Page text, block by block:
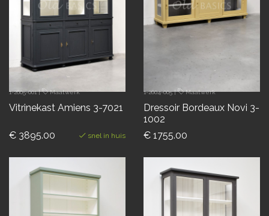
1-2605-001| Maatwerk
Vitrinekast Amiens 3-7021
€ 3895.00 snel in huis
1-2604-005| Maatwerk
Dressoir Bordeaux Novi 3-
1002
€ 1755.00